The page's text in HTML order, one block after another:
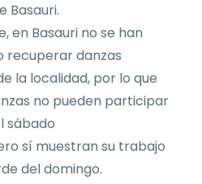
Basauri.
en Basauri no se han
recuperar danzas
la localidad, por lo que
no pueden participar
sábado
sí muestran su trabajo
del domingo.